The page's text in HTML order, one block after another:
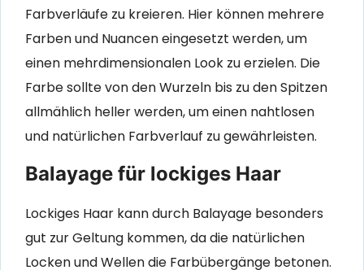
Farbverläufe zu kreieren. Hier können mehrere
Farben und Nuancen eingesetzt werden, um
einen mehrdimensionalen Look zu erzielen. Die
Farbe sollte von den Wurzeln bis zu den Spitzen
allmählich heller werden, um einen nahtlosen
und natürlichen Farbverlauf zu gewährleisten.
Balayage für lockiges Haar
Lockiges Haar kann durch Balayage besonders
gut zur Geltung kommen, da die natürlichen
Locken und Wellen die Farbübergänge betonen.